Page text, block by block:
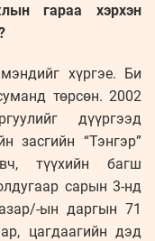
гараа хэрхэн
хүргэе. Би
төрсөн. 2002
дүүргээд
засгийн “Тэнгэр”
түүхийн багш
сарын 3-нд
ын даргын 71
цагдаагийн дэд